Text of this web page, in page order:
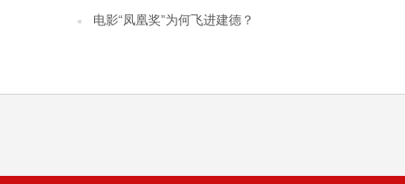
电影“凤凰奖”为何飞进建德？